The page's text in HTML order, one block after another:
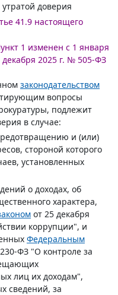
доверия
41.9 настоящего
1 изменен с 1 января
декабря 2025 г. № 505-ФЗ
законодательством
вопросы
подлежит
в случае:
и (или)
стороной которого
установленных
о доходах, об
характера,
от 25 декабря
коррупции", и
Федеральным
ФЗ "О контроле за
лиц их доходам",
сведений, за